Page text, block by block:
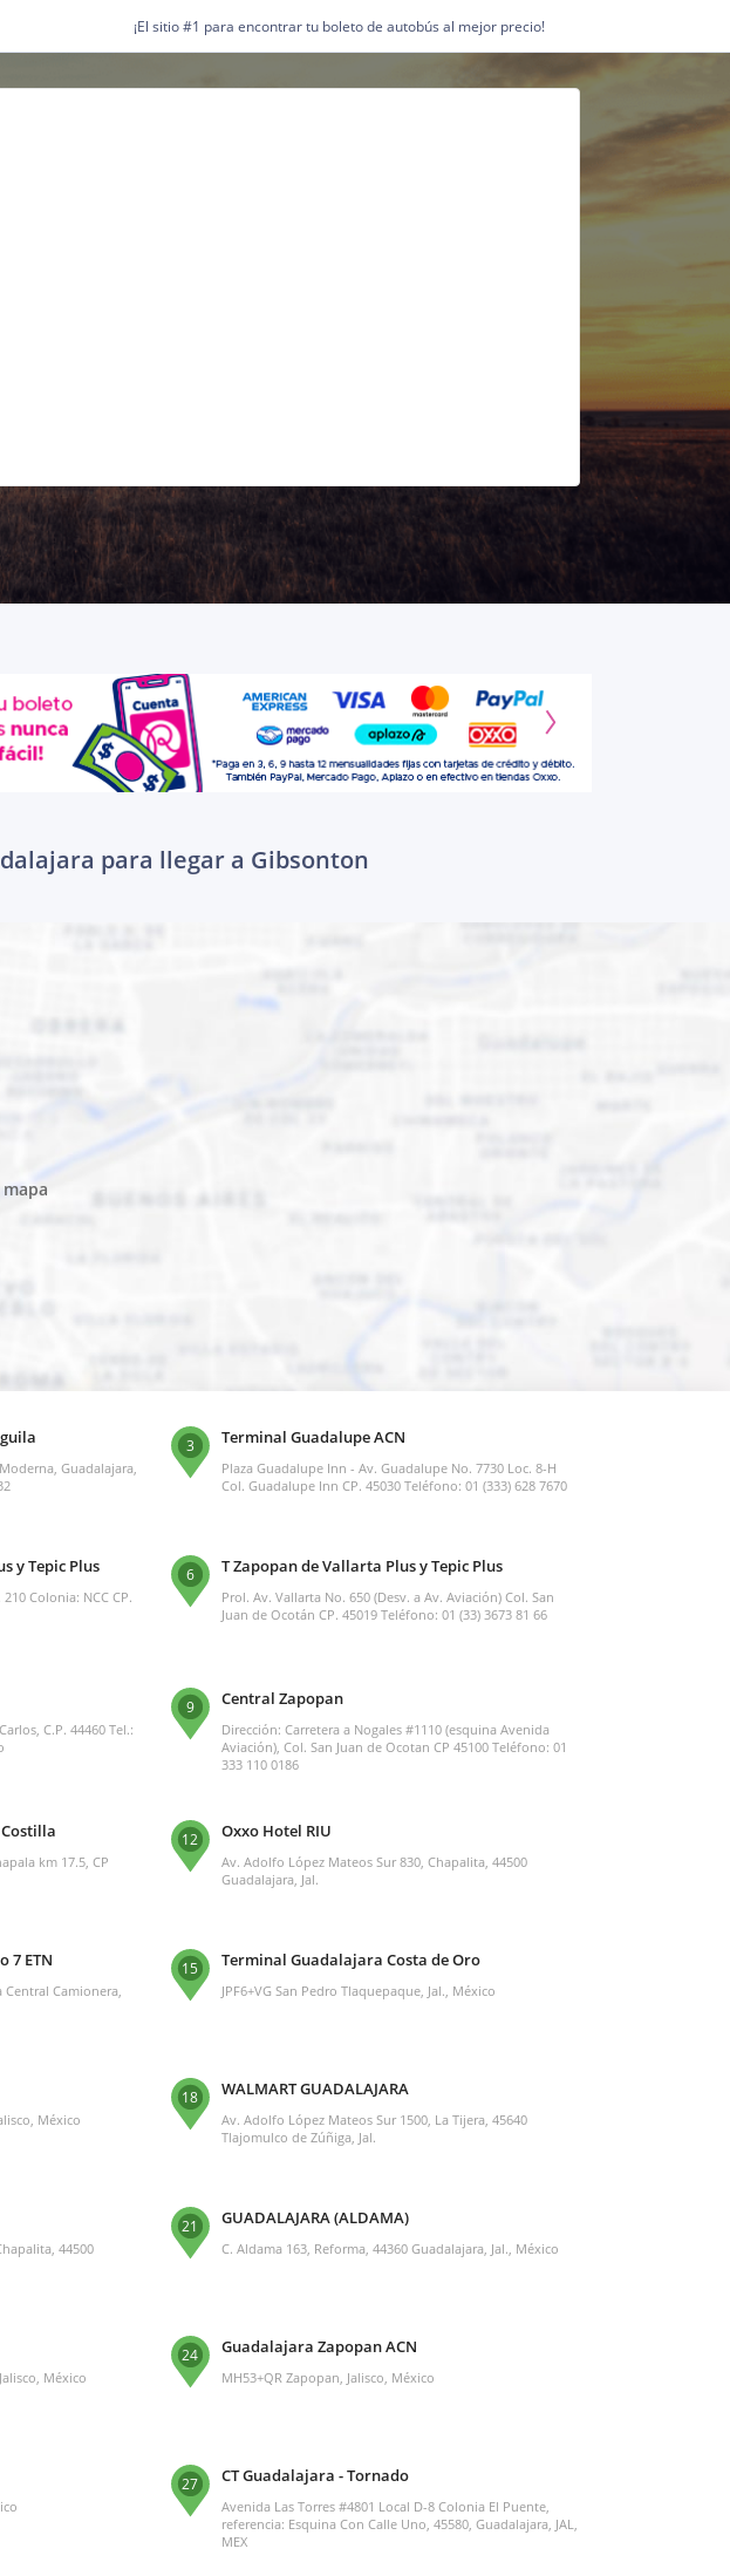
¡El sitio #1 para encontrar tu boleto de autobús al mejor precio!
para llegar a Gibsonton
Guadalajara,
3 Terminal Guadalupe ACN
Plaza Guadalupe Inn - Av. Guadalupe No. 7730 Loc. 8-H
Col. Guadalupe Inn CP. 45030 Teléfono: 01 (333) 628 7670
y Tepic Plus
Colonia: NCC CP.
6 T Zapopan de Vallarta Plus y Tepic Plus
Prol. Av. Vallarta No. 650 (Desv. a Av. Aviación) Col. San
Juan de Ocotán CP. 45019 Teléfono: 01 (33) 3673 81 66
C.P. 44460 Tel.:
9 Central Zapopan
Dirección: Carretera a Nogales #1110 (esquina Avenida
Aviación), Col. San Juan de Ocotan CP 45100 Teléfono: 01
333 110 0186
km 17.5, CP
12 Oxxo Hotel RIU
Av. Adolfo López Mateos Sur 830, Chapalita, 44500
Guadalajara, Jal.
7 ETN
Camionera,
15 Terminal Guadalajara Costa de Oro
JPF6+VG San Pedro Tlaquepaque, Jal., México
México
18 WALMART GUADALAJARA
Av. Adolfo López Mateos Sur 1500, La Tijera, 45640
Tlajomulco de Zúñiga, Jal.
44500
21 GUADALAJARA (ALDAMA)
C. Aldama 163, Reforma, 44360 Guadalajara, Jal., México
México
24 Guadalajara Zapopan ACN
MH53+QR Zapopan, Jalisco, México
27 CT Guadalajara - Tornado
Avenida Las Torres #4801 Local D-8 Colonia El Puente,
referencia: Esquina Con Calle Uno, 45580, Guadalajara, JAL,
MEX